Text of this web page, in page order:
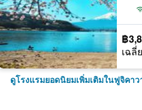
฿
เฉลี่
ดูโรงแรมยอดนิยมเพิ่มเติมในฟูจิคาว